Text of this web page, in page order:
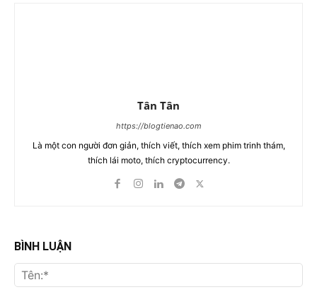
Tân Tân
https://blogtienao.com
Là một con người đơn giản, thích viết, thích xem phim trinh thám,
thích lái moto, thích cryptocurrency.
BÌNH LUẬN